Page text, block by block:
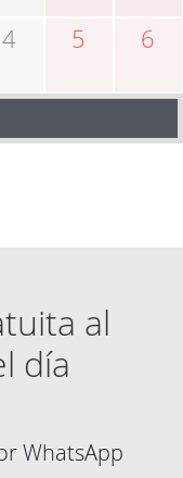
4 5 6
al
día
WhatsApp